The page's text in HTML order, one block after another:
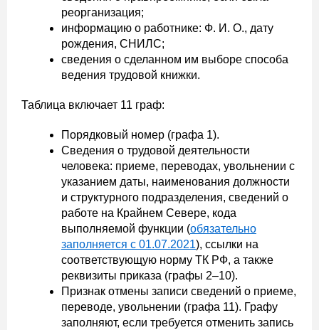
реорганизация;
информацию о работнике: Ф. И. О., дату
рождения, СНИЛС;
сведения о сделанном им выборе способа
ведения трудовой книжки.
Таблица включает 11 граф:
Порядковый номер (графа 1).
Сведения о трудовой деятельности
человека: приеме, переводах, увольнении с
указанием даты, наименования должности
и структурного подразделения, сведений о
работе на Крайнем Севере, кода
выполняемой функции (обязательно
заполняется с 01.07.2021), ссылки на
соответствующую норму ТК РФ, а также
реквизиты приказа (графы 2–10).
Признак отмены записи сведений о приеме,
переводе, увольнении (графа 11). Графу
заполняют, если требуется отменить запись